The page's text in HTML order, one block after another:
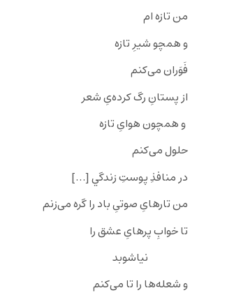
من تازه ام
و همچو شيرِ تازه
فَوَران می‌کنم
از پستانِ رگ کرده‌یِ شعر
و همچون هوایِ تازه
حلول می‌کنم
در منافذِ پوستِ زندگي […]
من تارهایِ صوتیِ باد را گره می‌زنم
تا خوابِ پرهایِ عشق را
نياشوبد
و شعله‌ها را تا می‌کنم